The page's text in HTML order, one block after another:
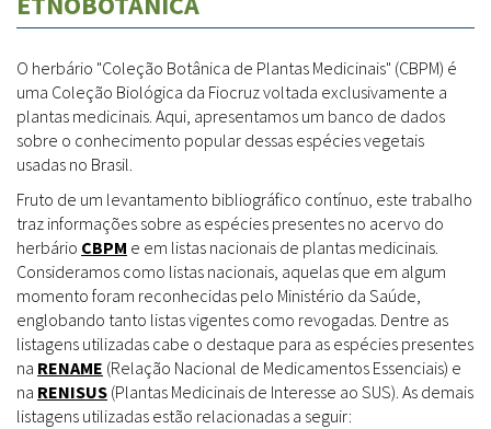
O herbário "Coleção Botânica de Plantas Medicinais" (CBPM) é
uma Coleção Biológica da Fiocruz voltada exclusivamente a
plantas medicinais. Aqui, apresentamos um banco de dados
sobre o conhecimento popular dessas espécies vegetais
usadas no Brasil.
Fruto de um levantamento bibliográfico contínuo, este trabalho
traz informações sobre as espécies presentes no acervo do
herbário CBPM e em listas nacionais de plantas medicinais.
Consideramos como listas nacionais, aquelas que em algum
momento foram reconhecidas pelo Ministério da Saúde,
englobando tanto listas vigentes como revogadas. Dentre as
listagens utilizadas cabe o destaque para as espécies presentes
na RENAME (Relação Nacional de Medicamentos Essenciais) e
na RENISUS (Plantas Medicinais de Interesse ao SUS). As demais
listagens utilizadas estão relacionadas a seguir: